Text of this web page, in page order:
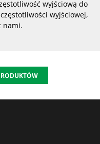
wyjściową do
wyjściowej,
nami.